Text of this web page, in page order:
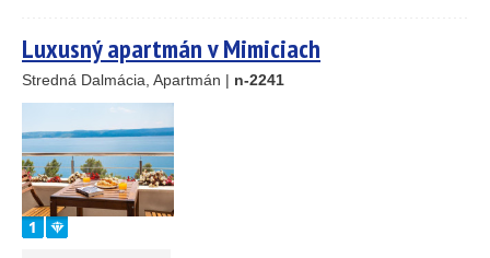
Luxusný apartmán v Mimiciach
Stredná Dalmácia, Apartmán | n-2241